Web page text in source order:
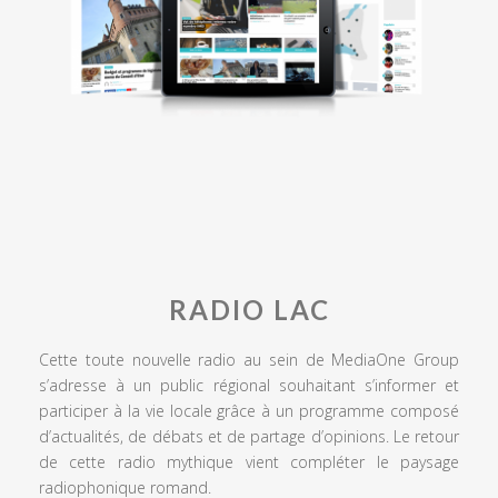
RADIO LAC
Cette toute nouvelle radio au sein de MediaOne Group
s’adresse à un public régional souhaitant s’informer et
participer à la vie locale grâce à un programme composé
d’actualités, de débats et de partage d’opinions. Le retour
de cette radio mythique vient compléter le paysage
radiophonique romand.